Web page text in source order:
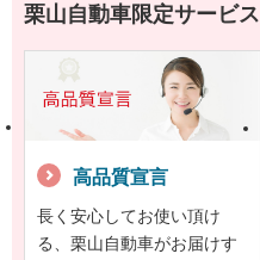
栗山自動車限定サービス
高品質宣言
長く安心してお使い頂け
る、栗山自動車がお届けす